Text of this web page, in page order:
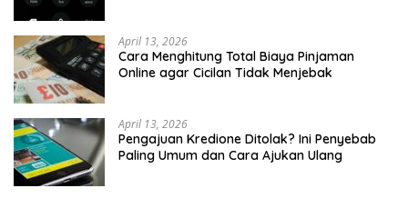
April 13, 2026
Cara Menghitung Total Biaya Pinjaman
Online agar Cicilan Tidak Menjebak
April 13, 2026
Pengajuan Kredione Ditolak? Ini Penyebab
Paling Umum dan Cara Ajukan Ulang